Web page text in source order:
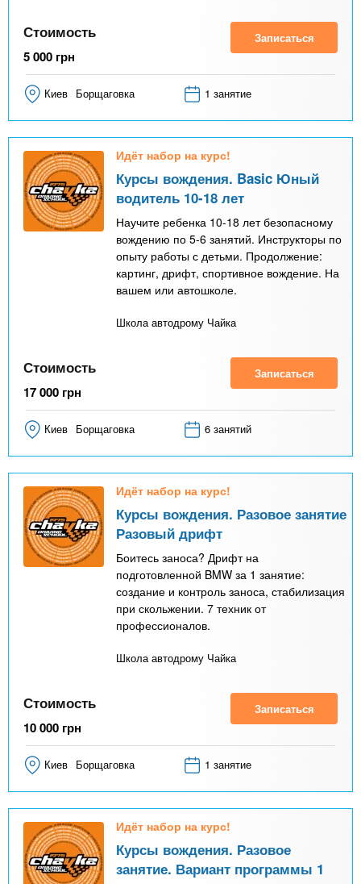
Стоимость
5 000 грн
Записаться
Киев Борщаговка 1 занятие
Идёт набор на курс!
Курсы вождения. Basic Юный
водитель 10-18 лет
Научите ребенка 10-18 лет безопасному
вождению по 5-6 занятий. Инструкторы по
опыту работы с детьми. Продолжение:
картинг, дрифт, спортивное вождение. На
вашем или автошколе.
Школа автодрому Чайка
Стоимость
17 000 грн
Записаться
Киев Борщаговка 6 занятий
Идёт набор на курс!
Курсы вождения. Разовое занятие
Разовый дрифт
Боитесь заноса? Дрифт на
подготовленной BMW за 1 занятие:
создание и контроль заноса, стабилизация
при скольжении. 7 техник от
профессионалов.
Школа автодрому Чайка
Стоимость
10 000 грн
Записаться
Киев Борщаговка 1 занятие
Идёт набор на курс!
Курсы вождения. Разовое
занятие. Вариант программы 1